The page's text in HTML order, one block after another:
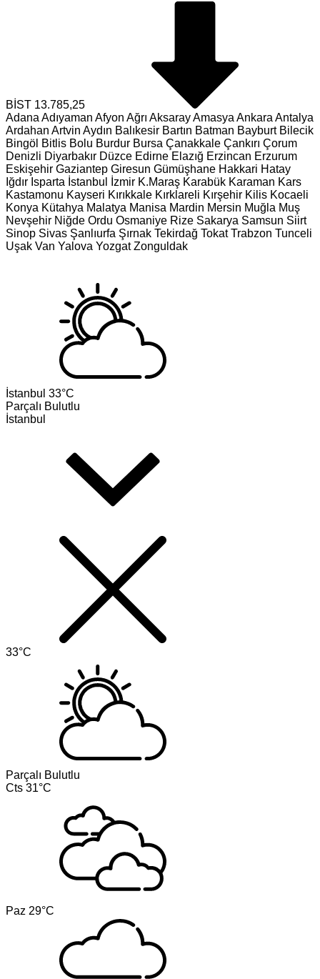
BİST 13.785,25
Adana Adıyaman Afyon Ağrı AksarayAmasya Ankara Antalya
Ardahan Artvin Aydın Balıkesir Bartın Batman Bayburt Bilecik
Bingöl Bitlis Bolu Burdur Bursa Çanakkale Çankırı Çorum
Denizli Diyarbakır Düzce Edirne Elazığ Erzincan Erzurum
Eskişehir Gaziantep Giresun Gümüşhane Hakkari Hatay
Iğdır Isparta İstanbul İzmir K.Maraş Karabük Karaman Kars
Kastamonu Kayseri Kırıkkale Kırklareli Kırşehir Kilis Kocaeli
Konya Kütahya Malatya Manisa Mardin Mersin Muğla Muş
Nevşehir Niğde Ordu Osmaniye Rize Sakarya Samsun Siirt
Sinop Sivas Şanlıurfa Şırnak Tekirdağ Tokat Trabzon Tunceli
Uşak Van Yalova Yozgat Zonguldak
İstanbul 33°C
Parçalı Bulutlu
İstanbul
33°C
Parçalı Bulutlu
Cts 31°C
Paz 29°C